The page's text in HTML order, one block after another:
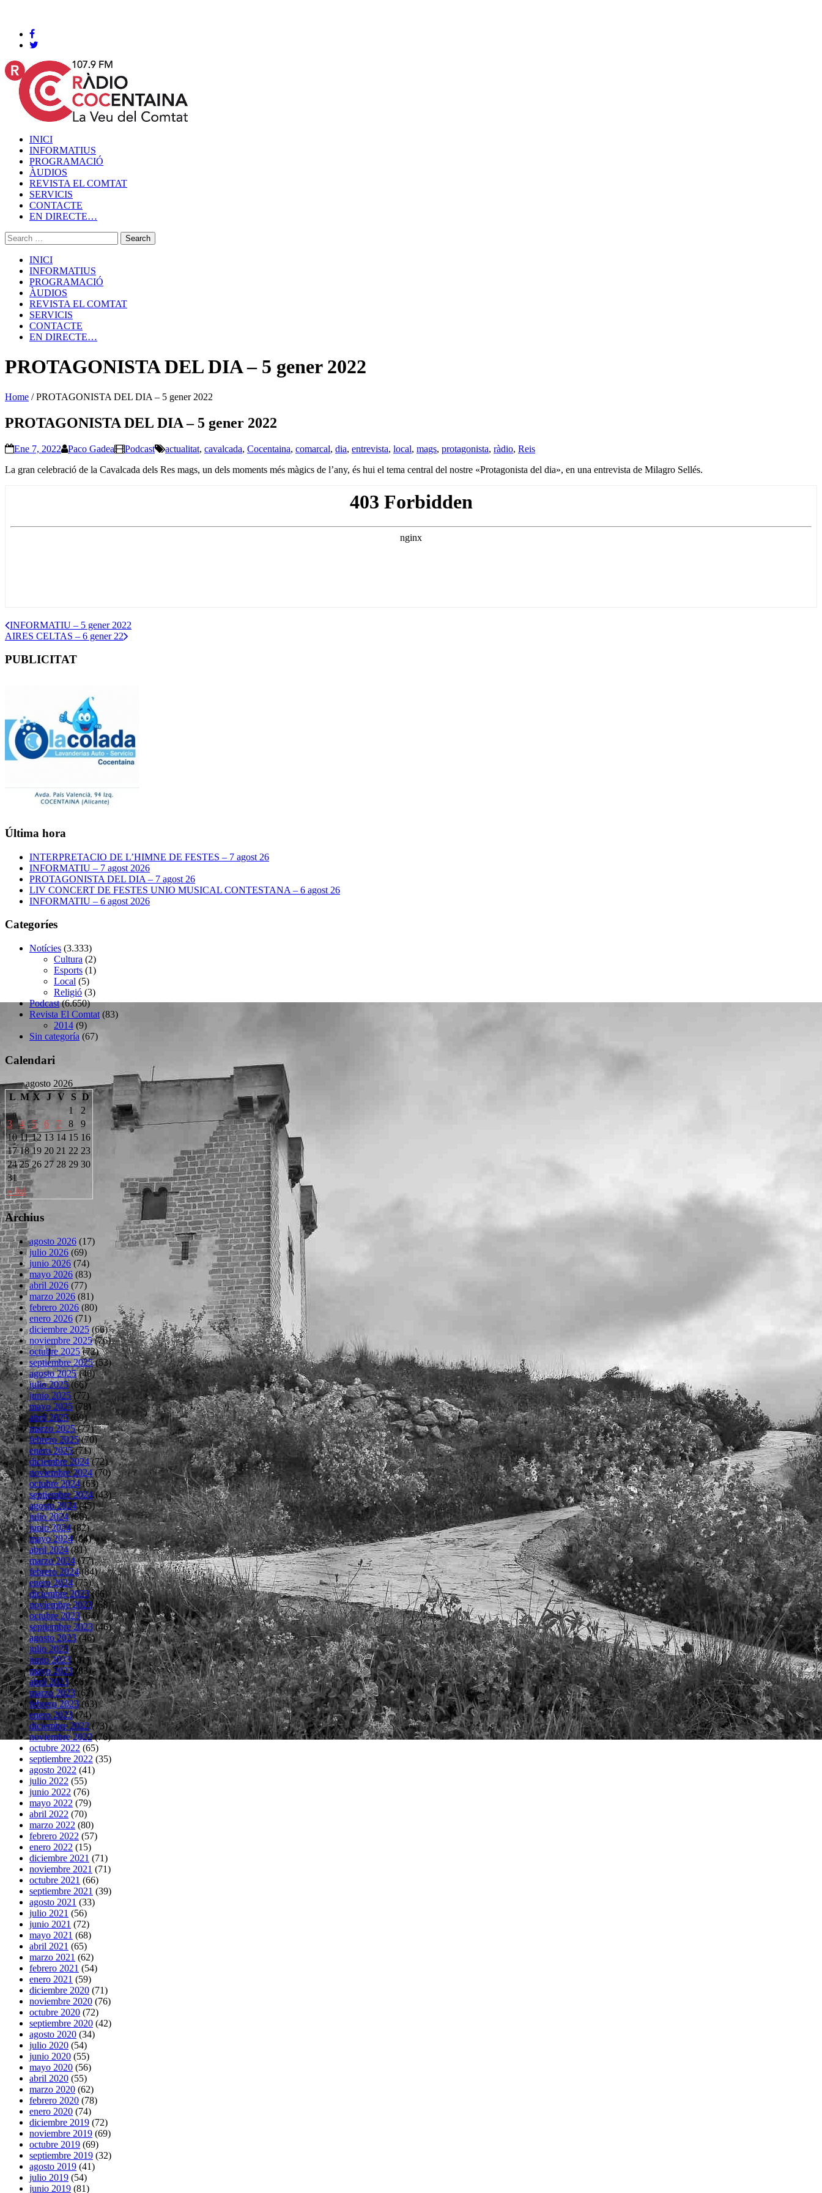
INICI
INFORMATIUS
PROGRAMACIÓ
ÀUDIOS
REVISTA EL COMTAT
SERVICIS
CONTACTE
EN DIRECTE…
INICI
INFORMATIUS
PROGRAMACIÓ
ÀUDIOS
REVISTA EL COMTAT
SERVICIS
CONTACTE
EN DIRECTE…
PROTAGONISTA DEL DIA – 5 gener 2022
Home /PROTAGONISTA DEL DIA – 5 gener 2022
PROTAGONISTA DEL DIA – 5 gener 2022
Ene 7, 2022 Paco Gadea Podcast actualitat, cavalcada, Cocentaina, comarcal, dia, entrevista, local, mags, protagonista, ràdio, Reis
La gran celebració de la Cavalcada dels Res mags, un dels moments més màgics de l’any, és hui el tema central del nostre «Protagonista del dia», en una entrevista de Milagro Sellés.
INFORMATIU – 5 gener 2022
AIRES CELTAS – 6 gener 22
PUBLICITAT
Última hora
INTERPRETACIO DE L’HIMNE DE FESTES – 7 agost 26
INFORMATIU – 7 agost 2026
PROTAGONISTA DEL DIA – 7 agost 26
LIV CONCERT DE FESTES UNIO MUSICAL CONTESTANA – 6 agost 26
INFORMATIU – 6 agost 2026
Categoríes
Notícies (3.333)
Cultura (2)
Esports (1)
Local (5)
Religió (3)
Podcast(6.650)
Revista El Comtat (83)
2014 (9)
Sin categoría (67)
Calendari
agosto 2026
L M X J V S D
« Jul
1
2
3
4 5 6 7 8
9
10 11 12 13 14 15 16
17 18 19 20 21 22 23
24 25 26 27 28 29 30
31
Archius
agosto 2026 (17)
julio 2026 (69)
junio 2026 (74)
mayo 2026 (83)
abril 2026 (77)
marzo 2026 (81)
febrero 2026 (80)
enero 2026 (71)
diciembre 2025 (66)
noviembre 2025(76)
octubre 2025(72)
septiembre 2025(53)
agosto 2025(40)
julio 2025(66)
junio 2025(77)
mayo 2025 (78)
abril 2025(69)
marzo 2025(77)
febrero 2025(70)
enero 2025(71)
diciembre 2024(72)
noviembre 2024(70)
octubre 2024(63)
septiembre 2024(43)
agosto 2024(45)
julio 2024(66)
junio 2024(82)
mayo 2024(84)
abril 2024(81)
marzo 2024(77)
febrero 2024(84)
enero 2024(75)
diciembre 2023(66)
noviembre 2023(68)
octubre 2023(64)
septiembre 2023(46)
agosto 2023(46)
julio 2023(75)
junio 2023(81)
mayo 2023(83)
abril 2023(66)
marzo 2023(62)
febrero 2023(63)
enero 2023(74)
diciembre 2022(73)
noviembre 2022(76)
octubre 2022 (65)
septiembre 2022 (35)
agosto 2022 (41)
julio 2022 (55)
junio 2022 (76)
mayo 2022 (79)
abril 2022 (70)
marzo 2022 (80)
febrero 2022 (57)
enero 2022 (15)
diciembre 2021 (71)
noviembre 2021 (71)
octubre 2021 (66)
septiembre 2021 (39)
agosto 2021 (33)
julio 2021 (56)
junio 2021 (72)
mayo 2021 (68)
abril 2021 (65)
marzo 2021 (62)
febrero 2021 (54)
enero 2021 (59)
diciembre 2020 (71)
noviembre 2020 (76)
octubre 2020 (72)
septiembre 2020 (42)
agosto 2020 (34)
julio 2020 (54)
junio 2020 (55)
mayo 2020 (56)
abril 2020 (55)
marzo 2020 (62)
febrero 2020 (78)
enero 2020 (74)
diciembre 2019 (72)
noviembre 2019 (69)
octubre 2019 (69)
septiembre 2019 (32)
agosto 2019 (41)
julio 2019 (54)
junio 2019 (81)